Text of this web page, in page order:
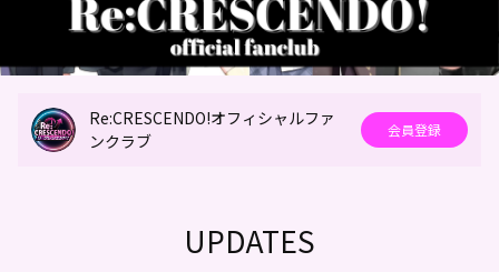
Re:CRESCENDO!オフィシャルファ
ンクラブ
会員登録
UPDATES